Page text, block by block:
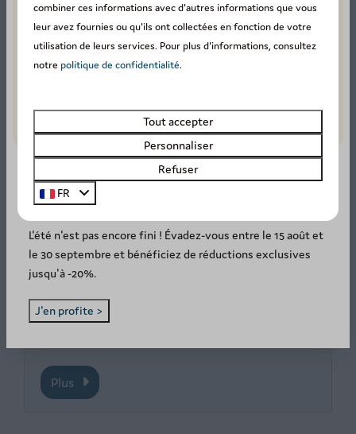
Activités
Sur le parc
Profitez de nos installations en plein air pour
vous dépenser et vous amuser en famille ou
entre amis !
Plus
SUMMER DEAL: -20%! ☀️
L'été n'est pas encore fini ! Évadez-vous entre le 15 août et
le 30 septembre et bénéficiez de réductions exclusives
jusqu'à -20%.
J'en profite >
combiner ces informations avec d'autres informations que vous
leur avez fournies ou qu'ils ont collectées en fonction de votre
utilisation de leurs services. Pour plus d'informations, consultez
notre politique de confidentialité.
Tout accepter
Personnaliser
Refuser
FR